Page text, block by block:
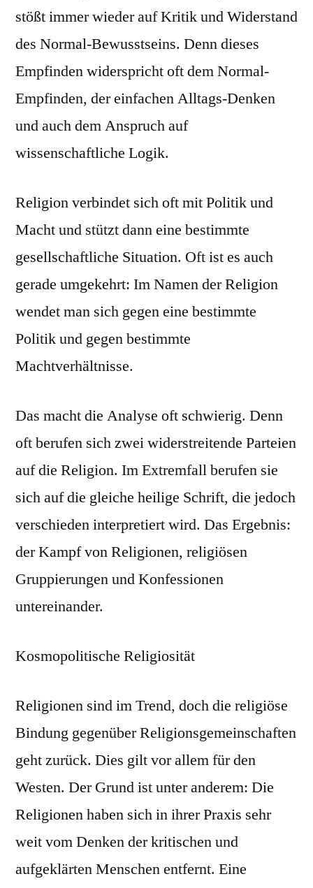
stößt immer wieder auf Kritik und Widerstand
des Normal-Bewusstseins. Denn dieses
Empfinden widerspricht oft dem Normal-
Empfinden, der einfachen Alltags-Denken
und auch dem Anspruch auf
wissenschaftliche Logik.
Religion verbindet sich oft mit Politik und
Macht und stützt dann eine bestimmte
gesellschaftliche Situation. Oft ist es auch
gerade umgekehrt: Im Namen der Religion
wendet man sich gegen eine bestimmte
Politik und gegen bestimmte
Machtverhältnisse.
Das macht die Analyse oft schwierig. Denn
oft berufen sich zwei widerstreitende Parteien
auf die Religion. Im Extremfall berufen sie
sich auf die gleiche heilige Schrift, die jedoch
verschieden interpretiert wird. Das Ergebnis:
der Kampf von Religionen, religiösen
Gruppierungen und Konfessionen
untereinander.
Kosmopolitische Religiosität
Religionen sind im Trend, doch die religiöse
Bindung gegenüber Religionsgemeinschaften
geht zurück. Dies gilt vor allem für den
Westen. Der Grund ist unter anderem: Die
Religionen haben sich in ihrer Praxis sehr
weit vom Denken der kritischen und
aufgeklärten Menschen entfernt. Eine